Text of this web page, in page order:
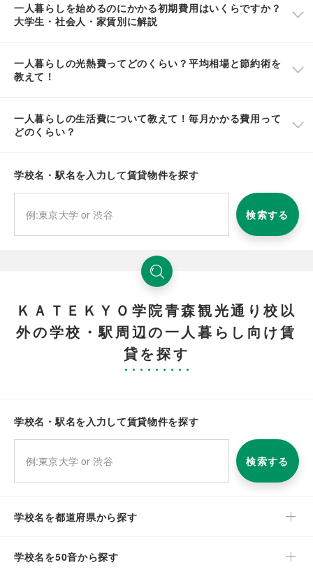
一人暮らしを始めるのにかかる初期費用はいくらですか？
大学生・社会人・家賃別に解説
一人暮らしの光熱費ってどのくらい？平均相場と節約術を
教えて！
一人暮らしの生活費について教えて！毎月かかる費用って
どのくらい？
学校名・駅名を入力して賃貸物件を探す
検索する
ＫＡＴＥＫＹＯ学院青森観光通り校以
外の学校・駅周辺の一人暮らし向け賃
貸を探す
学校名・駅名を入力して賃貸物件を探す
検索する
学校名を都道府県から探す
学校名を50音から探す